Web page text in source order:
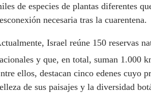
de especies de plantas diferentes
necesaria tras la cuarentena.
Israel reúne 150 reservas
y que, en total, suman 1.000
ellos, destacan cinco edenes cuyo
de sus paisajes y la diversidad